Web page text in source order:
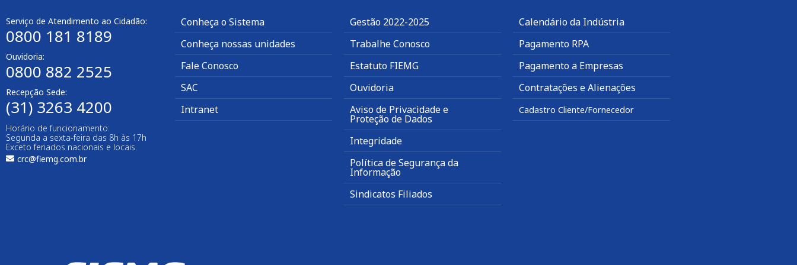
Serviço de Atendimento ao Cidadão:
0800 181 8189
Ouvidoria:
0800 882 2525
Recepção Sede:
(31) 3263 4200
Horário de funcionamento:
Segunda a sexta-feira das 8h às 17h
Exceto feriados nacionais e locais.
crc@fiemg.com.br
Conheça o Sistema
Conheça nossas unidades
Fale Conosco
SAC
Intranet
Gestão 2022-2025
Trabalhe Conosco
Estatuto FIEMG
Ouvidoria
Aviso de Privacidade e
Proteção de Dados
Integridade
Política de Segurança da
Informação
Sindicatos Filiados
Calendário da Indústria
Pagamento RPA
Pagamento a Empresas
Contratações e Alienações
Cadastro Cliente/Fornecedor